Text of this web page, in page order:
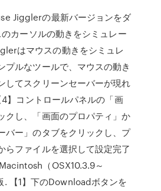
Jigglerの最新バージョンをダ
カーソルの動きをシミュレー
はマウスの動きをシミュレ
プルなツールで、マウスの動き
してスクリーンセーバーが現れ
】コントロールパネルの「画
クし、「画面のプロパティ」か
バー」のタブをクリックし、プ
らファイルを選択して設定完了
（OSX10.3.9～
. 【1】下のDownloadボタンを